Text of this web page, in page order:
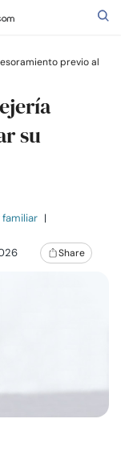
previo al
su
familiar |
Share